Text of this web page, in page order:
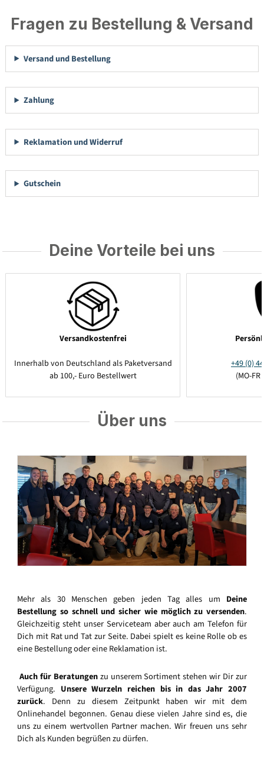
Fragen zu Bestellung & Versand
Versand und Bestellung
Zahlung
Reklamation und Widerruf
Gutschein
Deine Vorteile bei uns
Versandkostenfrei
Innerhalb von Deutschland als Paketversand
ab 100,- Euro Bestellwert
+49 (0)
(MO-
Über uns
Mehr als 30 Menschen geben jeden Tag alles um Deine
Bestellung so schnell und sicher wie möglich zu versenden.
Gleichzeitig steht unser Serviceteam aber auch am Telefon für
Dich mit Rat und Tat zur Seite. Dabei spielt es keine Rolle ob es
eine Bestellung oder eine Reklamation ist.
Auch für Beratungenzu unserem Sortiment stehen wir Dir zur
Verfügung. Unsere Wurzeln reichen bis in das Jahr 2007
zurück. Denn zu diesem Zeitpunkt haben wir mit dem
Onlinehandel begonnen. Genau diese vielen Jahre sind es, die
uns zu einem wertvollen Partner machen. Wir freuen uns sehr
Dich als Kunden begrüßen zu dürfen.